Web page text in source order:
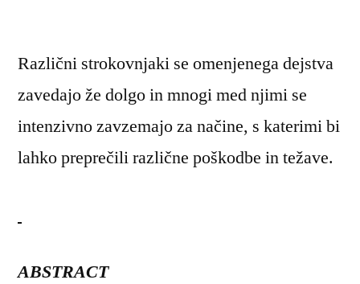
Različni strokovnjaki se omenjenega dejstva
zavedajo že dolgo in mnogi med njimi se
intenzivno zavzemajo za načine, s katerimi bi
lahko preprečili različne poškodbe in težave.
ABSTRACT